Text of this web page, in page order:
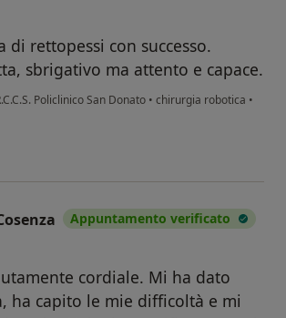
di rettopessi con successo.
sbrigativo ma attento e capace.
Policlinico San Donato • chirurgia robotica •
Teresa PUPPO
Appuntamento verificato
cordiale. Mi ha dato
ha capito le mie difficoltà e mi